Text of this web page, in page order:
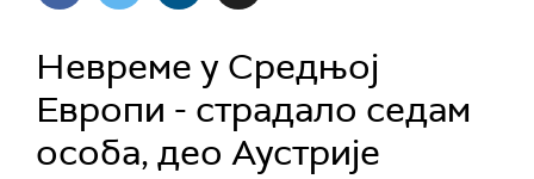
Невреме у Средњој
Европи - страдало седам
особа, део Аустрије